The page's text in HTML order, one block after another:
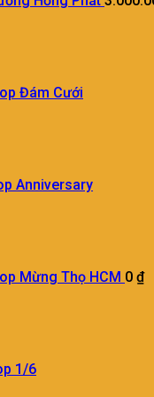
Đám Cưới
Anniversary
Mừng Thọ HCM 0 ₫
1/6